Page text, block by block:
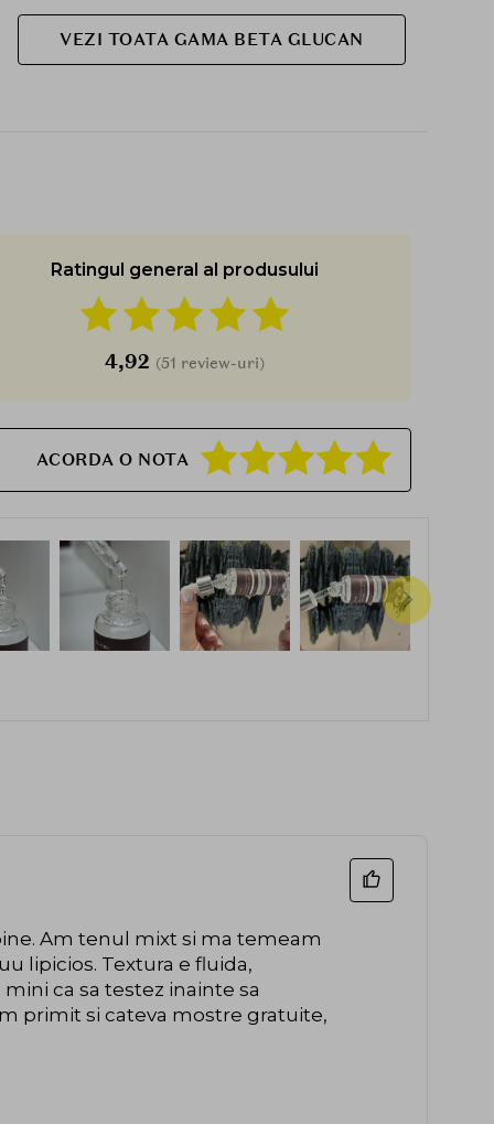
VEZI TOATA GAMA BETA GLUCAN
Ratingul general al produsului
4,92 (51 review-uri)
ACORDA O NOTA
Am tenul mixt si ma temeam
lipicios. Textura e fluida,
ca sa testez inainte sa
primit si cateva mostre gratuite,